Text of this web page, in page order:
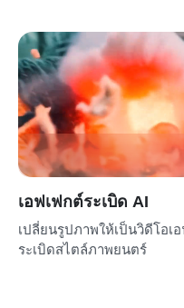
เอฟเฟกต์ระเบิด AI
เปลี่ยนรูปภาพให้เป็นวิดีโอเ
ระเบิดสไตล์ภาพยนตร์